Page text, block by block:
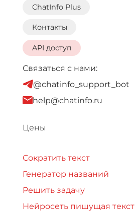
ChatInfo Plus
Контакты
API доступ
Связаться с нами:
@chatinfo_support_bot
help@chatinfo.ru
Цены
Сократить текст
Генератор названий
Решить задачу
Нейросеть пишущая текст